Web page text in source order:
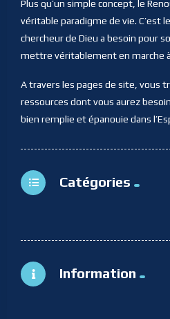
Plus qu’un simple concept, le
véritable paradigme de vie. C’est
chercheur de Dieu a besoin pour
mettre véritablement en marche
A travers les pages de site, vous
ressources dont vous aurez
bien remplie et épanouie dans
Catégories
Information